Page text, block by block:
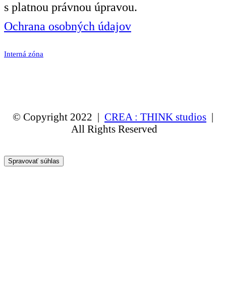
s platnou právnou úpravou.
Ochrana osobných údajov
Interná zóna
© Copyright 2022 | CREA : THINK studios |
All Rights Reserved
Spravovať súhlas